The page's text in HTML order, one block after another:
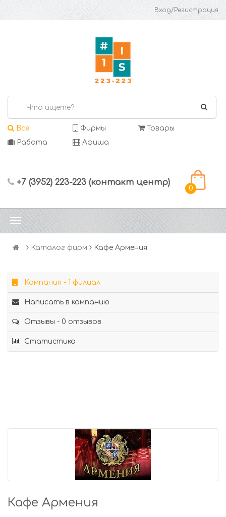
Вход/Регистрация
Все Фирмы
Товары
Работа
Афиша
+7 (3952) 223-223 (контакт центр)
0
Каталог фирм Кафе Армения
Компания - 1 филиал
Написать в компанию
Отзывы - 0 отзывов
Статистика
Кафе Армения